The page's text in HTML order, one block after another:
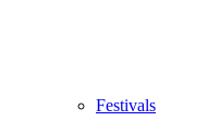
Festivals